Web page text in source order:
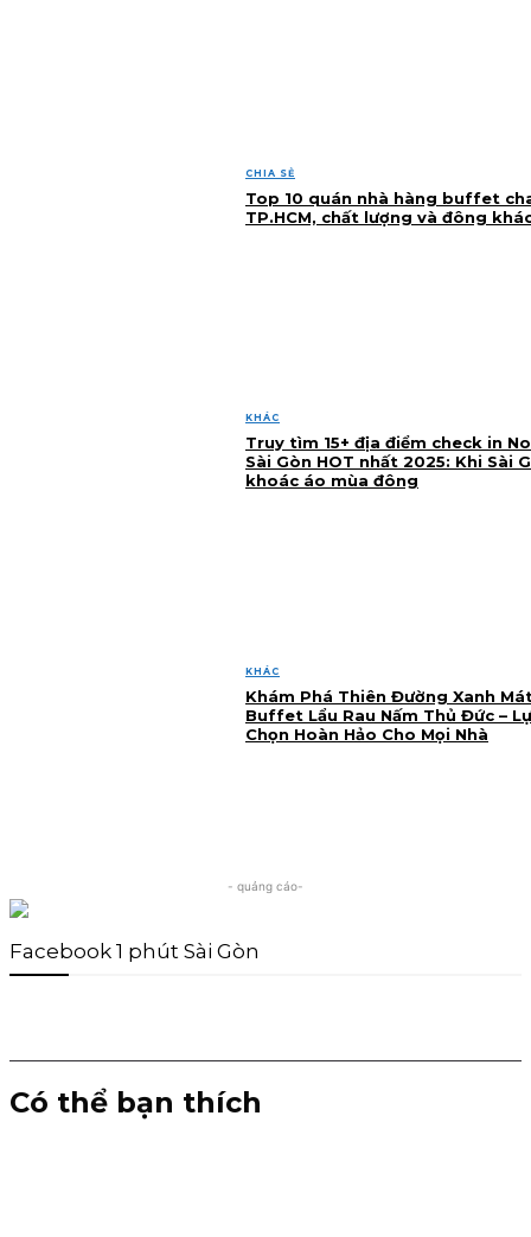
CHIA SẺ
Top 10 quán nhà hàng buffet
TP.HCM, chất lượng và đông
KHÁC
Truy tìm 15+ địa điểm check in
Sài Gòn HOT nhất 2025: Khi Sài
khoác áo mùa đông
KHÁC
Khám Phá Thiên Đường Xanh
Buffet Lẩu Rau Nấm Thủ Đức –
Chọn Hoàn Hảo Cho Mọi Nhà
- quảng cáo-
Facebook 1 phút Sài Gòn
Có thể bạn thích